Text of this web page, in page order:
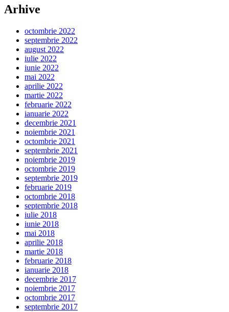
Arhive
octombrie 2022
septembrie 2022
august 2022
iulie 2022
iunie 2022
mai 2022
aprilie 2022
martie 2022
februarie 2022
ianuarie 2022
decembrie 2021
noiembrie 2021
octombrie 2021
septembrie 2021
noiembrie 2019
octombrie 2019
septembrie 2019
februarie 2019
octombrie 2018
septembrie 2018
iulie 2018
iunie 2018
mai 2018
aprilie 2018
martie 2018
februarie 2018
ianuarie 2018
decembrie 2017
noiembrie 2017
octombrie 2017
septembrie 2017